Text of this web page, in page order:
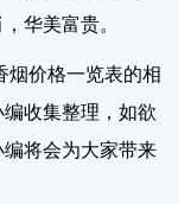
华美富贵。
烟价格一览表的相
收集整理，如欲
将会为大家带来